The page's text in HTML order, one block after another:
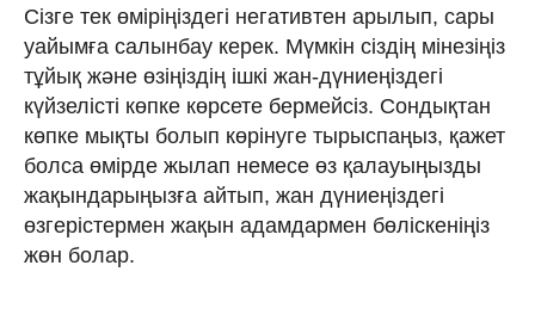
Сізге тек өміріңіздегі негативтен арылып, сары
уайымға салынбау керек. Мүмкін сіздің мінезіңіз
тұйық және өзіңіздің ішкі жан-дүниеңіздегі
күйзелісті көпке көрсете бермейсіз. Сондықтан
көпке мықты болып көрінуге тырыспаңыз, қажет
болса өмірде жылап немесе өз қалауыңызды
жақындарыңызға айтып, жан дүниеңіздегі
өзгерістермен жақын адамдармен бөліскеніңіз
жөн болар.